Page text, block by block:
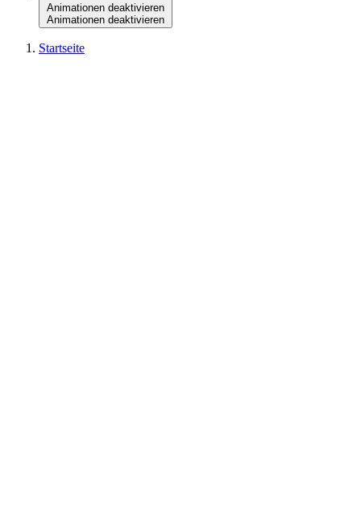
Animationen deaktivieren
Animationen deaktivieren
Startseite